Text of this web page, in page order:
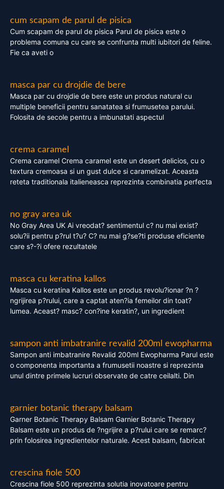
cum scapam de parul de pisica
Cum scapam de parul de pisica Parul de pisica este o
problema comuna cu care se confrunta multi iubitori de feline.
Fie ca aveti o
masca par cu drojdie de bere
Masca par cu drojdie de bere este un produs natural cu
multiple beneficii pentru sanatatea si frumusetea parului.
Folosita de secole pentru a imbunatati aspectul
crema caramel
Crema caramel Crema caramel este un desert delicios, cu o
textura cremoasa si un gust dulce si caramelizat. Aceasta
reteta traditionala italieneasca reprezinta combinatia perfecta
no gray area uk
No Gray Area UK Ai vreodat? sentimentul c? nu mai exist?
solu?ii pentru p?rul t?u? C? nu mai g?se?ti produse eficiente
care s?-?i ofere rezultatele
masca cu keratina kallos
Masca cu keratina Kallos este un produs revolu?ionar ?n ?
ngrijirea p?rului, care a captat aten?ia femeilor din toat?
lumea. Aceast? masc? con?ine keratin?, un ingredient
sampon anti imbatranire revalid 200ml ewopharma
Sampon anti imbatranire Revalid 200ml Ewopharma Parul este
o componenta importanta a frumusetii noastre si reprezinta
unul dintre primele lucruri observate de catre ceilalti. Din
garnier botanic therapy balsam
Garner Botanic Therapy Balsam Garnier Botanic Therapy
Balsam este un produs de ?ngrijire a p?rului care se remarc?
prin folosirea ingredientelor naturale. Acest balsam, fabricat
crescina fiole 500
Crescina fiole 500 reprezinta solutia inovatoare pentru